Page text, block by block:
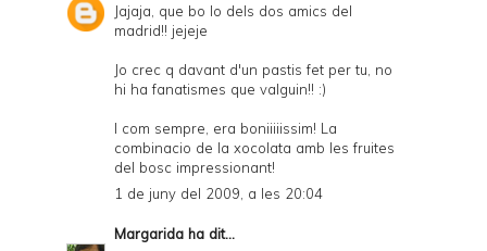
Jajaja, que bo lo dels dos amics del
madrid!! jejeje
Jo crec q davant d'un pastis fet per tu, no
hi ha fanatismes que valguin!! :)
I com sempre, era boniiiiissim! La
combinacio de la xocolata amb les fruites
del bosc impressionant!
1 de juny del 2009, a les 20:04
Margarida ha dit...